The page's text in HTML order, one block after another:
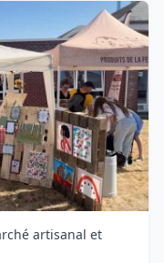
artisanal et